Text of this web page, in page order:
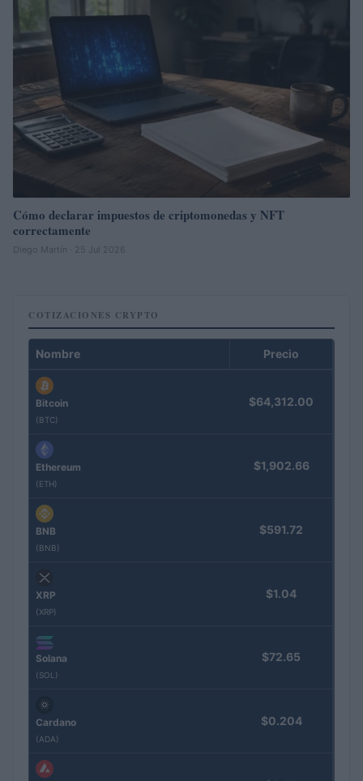
Cómo declarar impuestos de criptomonedas y NFT
correctamente
Diego Martín · 25 Jul 2026
COTIZACIONES CRYPTO
Nombre Precio
Bitcoin
(BTC)
$64,312.00
Ethereum
(ETH)
$1,902.66
BNB
(BNB)
$591.72
XRP
(XRP)
$1.04
Solana
(SOL)
$72.65
Cardano
(ADA)
$0.204